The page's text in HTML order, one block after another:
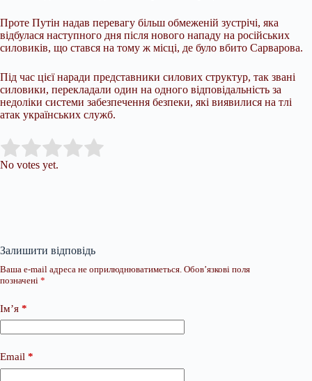
Проте Путін надав перевагу більш обмеженій зустрічі, яка
відбулася наступного дня після нового нападу на російських
силовиків, що стався на тому ж місці, де було вбито Сарварова.
Під час цієї наради представники силових структур, так звані
силовики, перекладали один на одного відповідальність за
недоліки системи забезпечення безпеки, які виявилися на тлі
атак українських служб.
Rate this item:
No votes yet.
Залишити відповідь
Ваша e-mail адреса не оприлюднюватиметься. Обов’язкові поля
позначені *
Ім’я *
Email *